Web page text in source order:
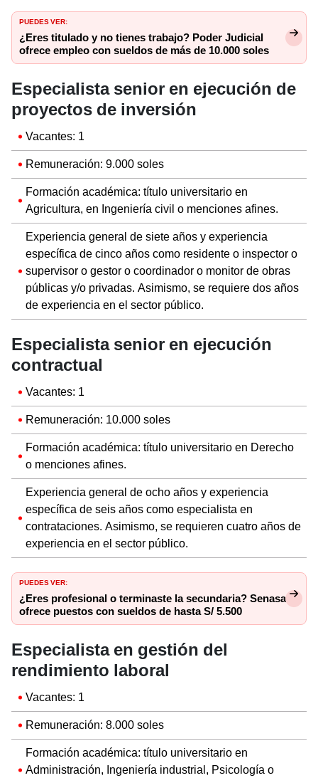
PUEDES VER:
¿Eres titulado y no tienes trabajo? Poder Judicial
ofrece empleo con sueldos de más de 10.000 soles
Especialista senior en ejecución de
proyectos de inversión
Vacantes: 1
Remuneración: 9.000 soles
Formación académica: título universitario en
Agricultura, en Ingeniería civil o menciones afines.
Experiencia general de siete años y experiencia
específica de cinco años como residente o inspector o
supervisor o gestor o coordinador o monitor de obras
públicas y/o privadas. Asimismo, se requiere dos años
de experiencia en el sector público.
Especialista senior en ejecución
contractual
Vacantes: 1
Remuneración: 10.000 soles
Formación académica: título universitario en Derecho
o menciones afines.
Experiencia general de ocho años y experiencia
específica de seis años como especialista en
contrataciones. Asimismo, se requieren cuatro años de
experiencia en el sector público.
PUEDES VER:
¿Eres profesional o terminaste la secundaria? Senasa
ofrece puestos con sueldos de hasta S/ 5.500
Especialista en gestión del
rendimiento laboral
Vacantes: 1
Remuneración: 8.000 soles
Formación académica: título universitario en
Administración, Ingeniería industrial, Psicología o